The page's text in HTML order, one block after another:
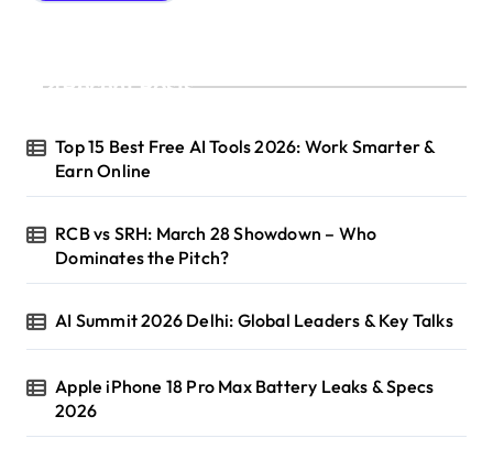
Recent Posts
Top 15 Best Free AI Tools 2026: Work Smarter &
Earn Online
RCB vs SRH: March 28 Showdown – Who
Dominates the Pitch?
AI Summit 2026 Delhi: Global Leaders & Key Talks
Apple iPhone 18 Pro Max Battery Leaks & Specs
2026